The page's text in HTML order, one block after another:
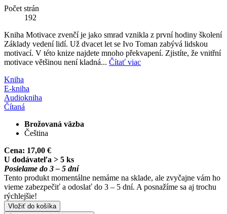
Počet strán
192
Kniha Motivace zvenčí je jako smrad vznikla z první hodiny školení
Základy vedení lidí. Už dvacet let se Ivo Toman zabývá lidskou
motivací. V této knize najdete mnoho překvapení. Zjistíte, že vnitřní
motivace většinou není kladná... Čítať viac
Kniha
E-kniha
Audiokniha
Čítaná
Brožovaná väzba
Čeština
Cena: 17,00 €
U dodávateľa > 5 ks
Posielame do 3 – 5 dní
Tento produkt momentálne nemáme na sklade, ale zvyčajne vám ho
vieme zabezpečiť a odoslať do 3 – 5 dní. A posnažíme sa aj trochu
rýchlejšie!
Vložiť do košíka